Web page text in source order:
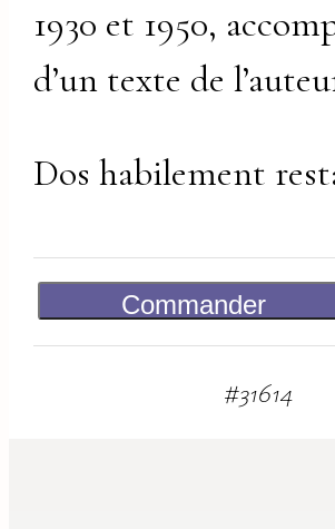
1930 et 1950,
d’un texte de
Dos habilement
Commander
#31614